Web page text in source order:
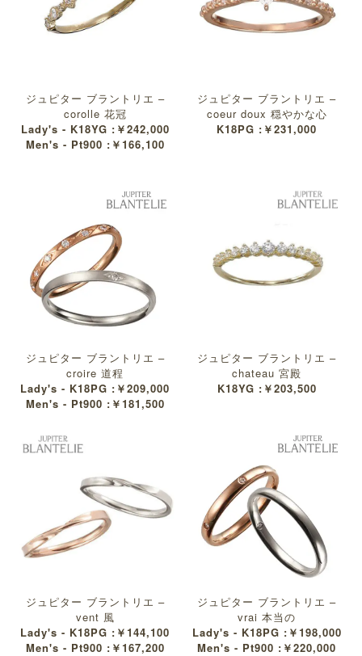
ジュピター ブラントリエ –
corolle 花冠
Lady's - K18YG :￥242,000
Men's - Pt900 :￥166,100
ジュピター ブラントリエ –
coeur doux 穏やかな心
K18PG :￥231,000
ジュピター ブラントリエ –
croire 道程
Lady's - K18PG :￥209,000
Men's - Pt900 :￥181,500
ジュピター ブラントリエ –
chateau 宮殿
K18YG :￥203,500
ジュピター ブラントリエ –
vent 風
Lady's - K18PG :￥144,100
Men's - Pt900 :￥167,200
ジュピター ブラントリエ –
vrai 本当の
Lady's - K18PG :￥198,000
Men's - Pt900 :￥220,000